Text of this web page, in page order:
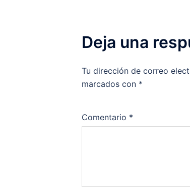
Deja una
Tu dirección de correo
marcados con *
Comentario *